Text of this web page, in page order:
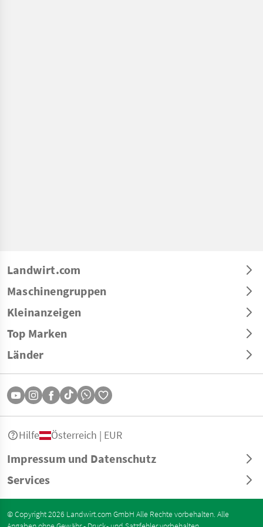
Landwirt.com
Maschinengruppen
Kleinanzeigen
Top Marken
Länder
Impressum und Datenschutz
Services
Hilfe Österreich | EUR
© Copyright 2026 Landwirt.com GmbH Alle Rechte vorbehalten. Alle